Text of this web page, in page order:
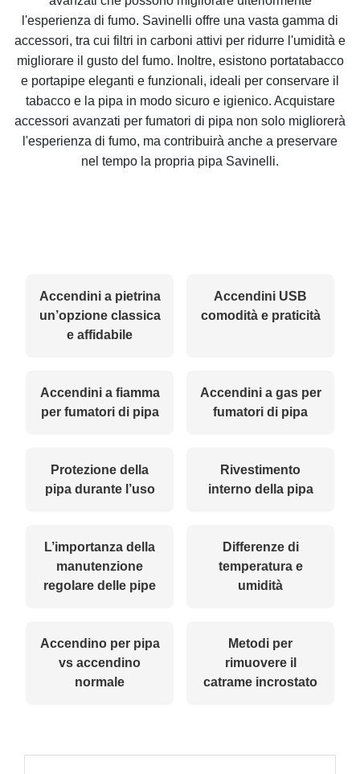
l'esperienza di fumo. Savinelli offre una vasta gamma di
accessori, tra cui filtri in carboni attivi per ridurre l'umidità e
migliorare il gusto del fumo. Inoltre, esistono portatabacco
e portapipe eleganti e funzionali, ideali per conservare il
tabacco e la pipa in modo sicuro e igienico. Acquistare
accessori avanzati per fumatori di pipa non solo migliorerà
l'esperienza di fumo, ma contribuirà anche a preservare
nel tempo la propria pipa Savinelli.
Accendini a pietrina
un’opzione classica
e affidabile
Accendini USB
comodità e praticità
Accendini a fiamma
per fumatori di pipa
Accendini a gas per
fumatori di pipa
Protezione della
pipa durante l’uso
Rivestimento
interno della pipa
L’importanza della
manutenzione
regolare delle pipe
Differenze di
temperatura e
umidità
Accendino per pipa
vs accendino
normale
Metodi per
rimuovere il
catrame incrostato